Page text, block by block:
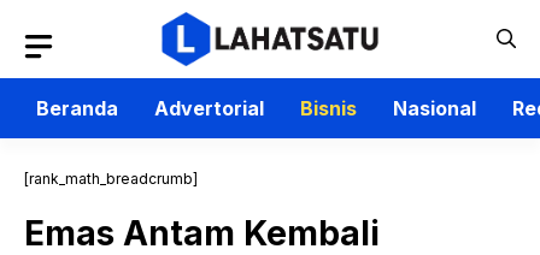
isi
Beranda
Advertorial Bisnis Nasional
[rank_math_breadcrumb]
Emas Antam Kembali